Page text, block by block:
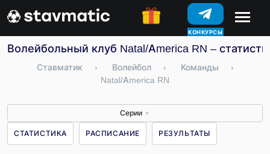
КОНКУРСЫ
Волейбольный клуб Natal/America RN –
Ставматик › Волейбол › Команды
›
Natal/America RN
Серии ▼
СТАТИСТИКА РАСПИСАНИЕ РЕЗУЛЬТАТЫ